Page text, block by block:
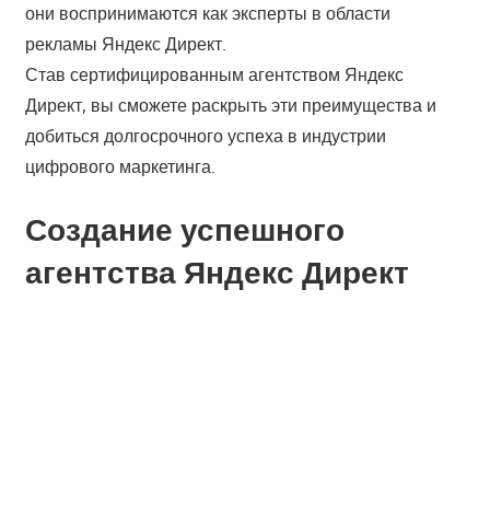
они воспринимаются как эксперты в области
рекламы Яндекс Директ.
Став сертифицированным агентством Яндекс
Директ, вы сможете раскрыть эти преимущества и
добиться долгосрочного успеха в индустрии
цифрового маркетинга.
Создание успешного
агентства Яндекс Директ